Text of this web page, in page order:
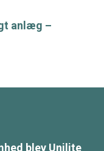
anlæg –
blev Unilite